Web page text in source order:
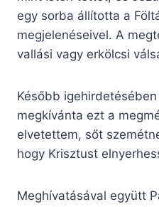
egy sorba állította a
megjelenéseivel. A
vallási vagy erkölcsi
Később
megkívánta ezt a
elvetettem, sőt
hogy Krisztust
Meghívatásával együtt